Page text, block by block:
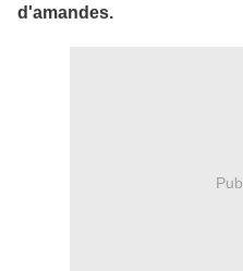
d'amandes.